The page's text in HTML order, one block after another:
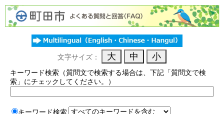
文字サイズ：
キーワード検索（質問文で検索する場合は、下記「質問文で検
索」にチェックしてください。）
キーワード検索